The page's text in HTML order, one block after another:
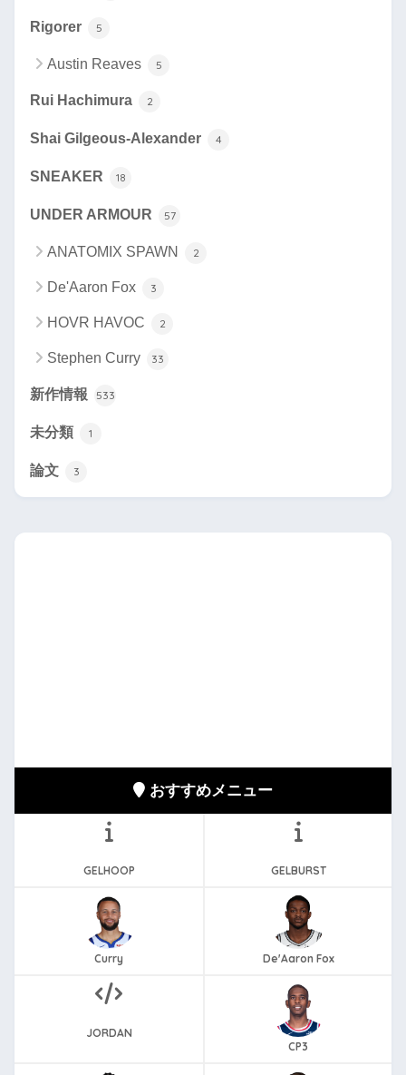
Rigorer 5
Austin Reaves 5
Rui Hachimura 2
Shai Gilgeous-Alexander 4
SNEAKER 18
UNDER ARMOUR 57
ANATOMIX SPAWN 2
De'Aaron Fox 3
HOVR HAVOC 2
Stephen Curry 33
新作情報 533
未分類 1
論文 3
おすすめメニュー
GELHOOP GELBURST
Curry De'Aaron Fox
JORDAN
CP3